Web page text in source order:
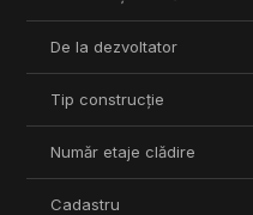
De la dezvoltator
Tip construcție
Număr etaje clădire
Cadastru